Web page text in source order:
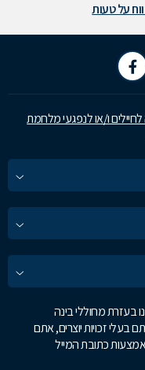
על טעות
ו/או לנפגעי מלחמת
בעזרת מחוללי בינה
בעלי זכויות יוצרים, אתם
כתובת המייל